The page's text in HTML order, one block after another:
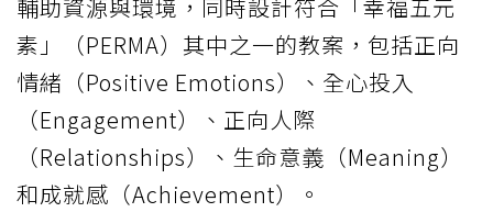
輔助資源與環境，同時設計符合「幸福五元
素」（PERMA）其中之一的教案，包括正向
情緒（Positive Emotions）、全心投入
（Engagement）、正向人際
（Relationships）、生命意義（Meaning）
和成就感（Achievement）。